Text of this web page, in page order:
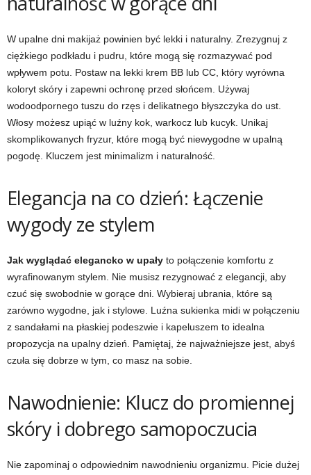
W upalne dni makijaż powinien być lekki i naturalny. Zrezygnuj z
ciężkiego podkładu i pudru, które mogą się rozmazywać pod
wpływem potu. Postaw na lekki krem BB lub CC, który wyrówna
koloryt skóry i zapewni ochronę przed słońcem. Używaj
wodoodpornego tuszu do rzęs i delikatnego błyszczyka do ust.
Włosy możesz upiąć w luźny kok, warkocz lub kucyk. Unikaj
skomplikowanych fryzur, które mogą być niewygodne w upalną
pogodę. Kluczem jest minimalizm i naturalność.
Elegancja na co dzień: Łączenie
wygody ze stylem
Jak wyglądać elegancko w upały to połączenie komfortu z
wyrafinowanym stylem. Nie musisz rezygnować z elegancji, aby
czuć się swobodnie w gorące dni. Wybieraj ubrania, które są
zarówno wygodne, jak i stylowe. Luźna sukienka midi w połączeniu
z sandałami na płaskiej podeszwie i kapeluszem to idealna
propozycja na upalny dzień. Pamiętaj, że najważniejsze jest, abyś
czuła się dobrze w tym, co masz na sobie.
Nawodnienie: Klucz do promiennej
skóry i dobrego samopoczucia
Nie zapominaj o odpowiednim nawodnieniu organizmu. Picie dużej